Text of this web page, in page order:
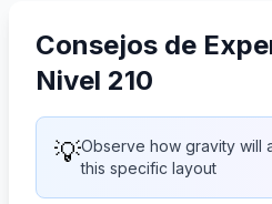
Consejos de
Nivel 210
💡Observe how gravity will
this specific layout